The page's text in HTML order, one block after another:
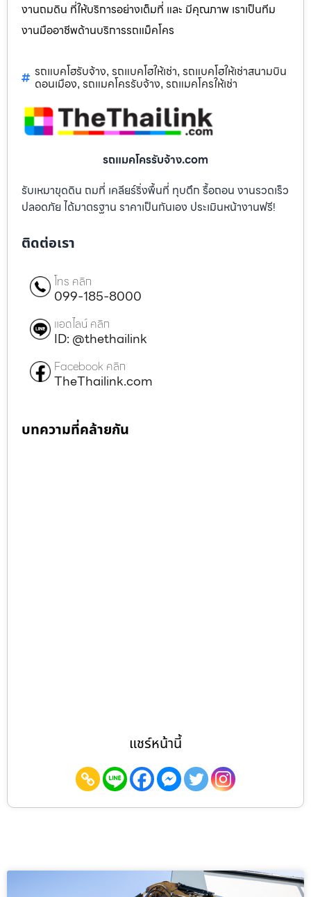
งานถมดิน ที่ให้บริการอย่างเต็มที่ และ มีคุณภาพ เราเป็นทีม
งานมืออาชีพด้านบริการรถแม็คโคร
รถแบคโฮรับจ้าง, รถแบคโฮให้เช่า, รถแบคโฮให้เช่าสนามบิน
ดอนเมือง, รถแมคโครรับจ้าง, รถแมคโครให้เช่า
รถแมคโครรับจ้าง.com
รับเหมาขุดดิน ถมที่ เคลียร์ริ่งพื้นที่ ทุบตึก รื้อถอน งานรวดเร็ว
ปลอดภัย ได้มาตรฐาน ราคาเป็นกันเอง ประเมินหน้างานฟรี!
ติดต่อเรา
โทร คลิก
099-185-8000
แอดไลน์ คลิก
ID: @thethailink
Facebook คลิก
TheThailink.com
บทความที่คล้ายกัน
แชร์หน้านี้